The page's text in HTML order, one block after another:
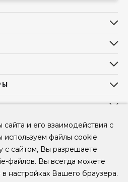
и его взаимодействия с
используем файлы cookie.
с сайтом, Вы разрешаете
файлов. Вы всегда можете
настройках Вашего браузера.